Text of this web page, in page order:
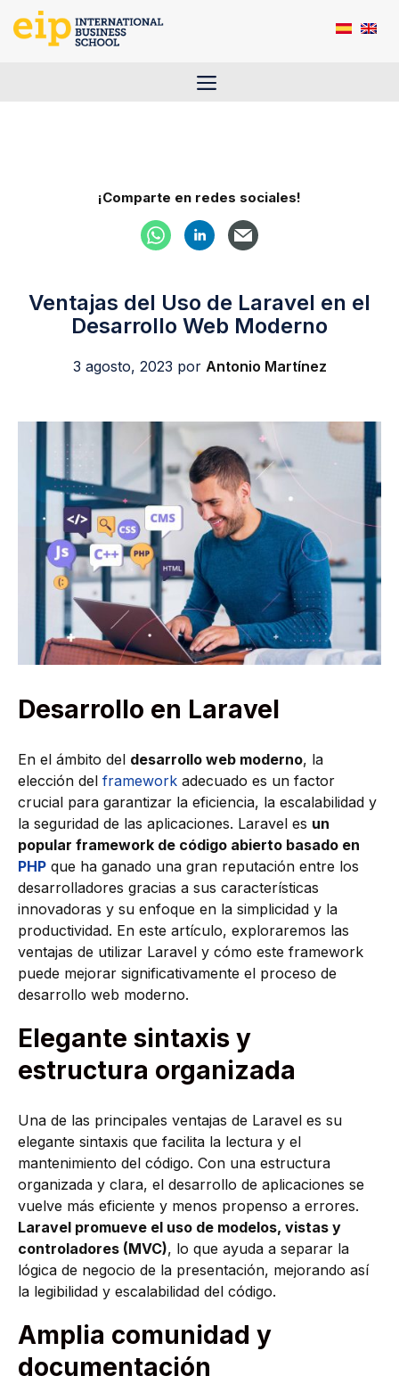
Saltar
Menú
¡Comparte en redes sociales!
Ventajas del Uso de Laravel en el
Desarrollo Web Moderno
3 agosto, 2023 por Antonio Martínez
Desarrollo en Laravel
En el ámbito del desarrollo web moderno, la
elección del framework adecuado es un factor
crucial para garantizar la eficiencia, la escalabilidad y
la seguridad de las aplicaciones. Laravel es un
popular framework de código abierto basado en
PHP que ha ganado una gran reputación entre los
desarrolladores gracias a sus características
innovadoras y su enfoque en la simplicidad y la
productividad. En este artículo, exploraremos las
ventajas de utilizar Laravel y cómo este framework
puede mejorar significativamente el proceso de
desarrollo web moderno.
Elegante sintaxis y
estructura organizada
Una de las principales ventajas de Laravel es su
elegante sintaxis que facilita la lectura y el
mantenimiento del código. Con una estructura
organizada y clara, el desarrollo de aplicaciones se
vuelve más eficiente y menos propenso a errores.
Laravel promueve el uso de modelos, vistas y
controladores (MVC), lo que ayuda a separar la
lógica de negocio de la presentación, mejorando así
la legibilidad y escalabilidad del código.
Amplia comunidad y
documentación